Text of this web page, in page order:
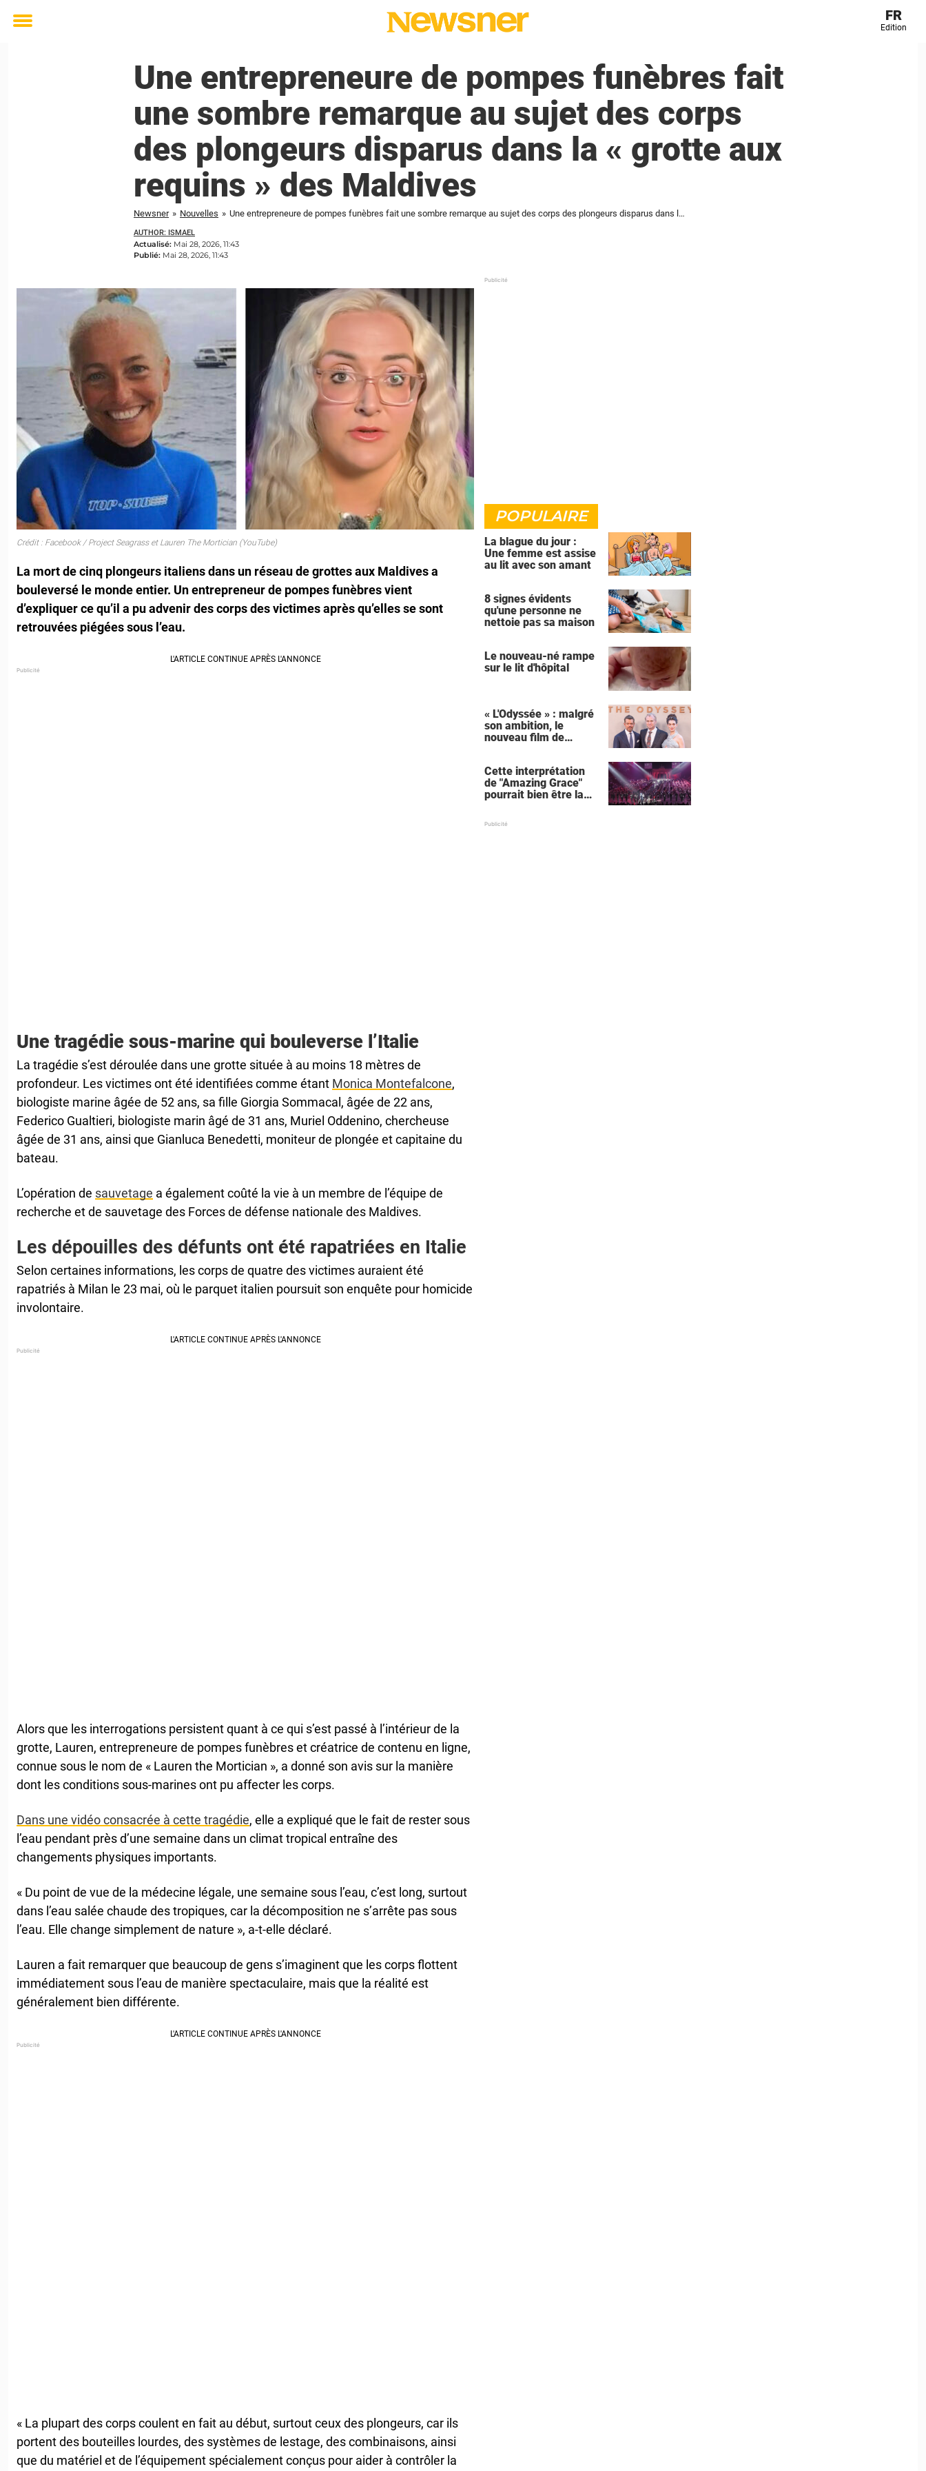
Toggle
FR
Edition
Une entrepreneure de pompes funèbres fait
une sombre remarque au sujet des corps
des plongeurs disparus dans la « grotte aux
requins » des Maldives
Newsner » Nouvelles » Une entrepreneure de pompes funèbres fait une sombre remarque au sujet des corps des plongeurs disparus dans la « grotte aux requins » des Maldives
AUTHOR: ISMAEL
Actualisé: Mai 28, 2026, 11:43
Publié: Mai 28, 2026, 11:43
Crédit : Facebook / Project Seagrass et Lauren The Mortician (YouTube)
La mort de cinq plongeurs italiens dans un réseau de grottes aux Maldives a
bouleversé le monde entier. Un entrepreneur de pompes funèbres vient
d’expliquer ce qu’il a pu advenir des corps des victimes après qu’elles se sont
retrouvées piégées sous l’eau.
Une tragédie sous-marine qui bouleverse l’Italie
La tragédie s’est déroulée dans une grotte située à au moins 18 mètres de
profondeur. Les victimes ont été identifiées comme étant Monica Montefalcone,
biologiste marine âgée de 52 ans, sa fille Giorgia Sommacal, âgée de 22 ans,
Federico Gualtieri, biologiste marin âgé de 31 ans, Muriel Oddenino, chercheuse
âgée de 31 ans, ainsi que Gianluca Benedetti, moniteur de plongée et capitaine du
bateau.
L’opération de sauvetage a également coûté la vie à un membre de l’équipe de
recherche et de sauvetage des Forces de défense nationale des Maldives.
Les dépouilles des défunts ont été rapatriées en Italie
Selon certaines informations, les corps de quatre des victimes auraient été
rapatriés à Milan le 23 mai, où le parquet italien poursuit son enquête pour homicide
involontaire.
Alors que les interrogations persistent quant à ce qui s’est passé à l’intérieur de la
grotte, Lauren, entrepreneure de pompes funèbres et créatrice de contenu en ligne,
connue sous le nom de « Lauren the Mortician », a donné son avis sur la manière
dont les conditions sous-marines ont pu affecter les corps.
Dans une vidéo consacrée à cette tragédie, elle a expliqué que le fait de rester sous
l’eau pendant près d’une semaine dans un climat tropical entraîne des
changements physiques importants.
« Du point de vue de la médecine légale, une semaine sous l’eau, c’est long, surtout
dans l’eau salée chaude des tropiques, car la décomposition ne s’arrête pas sous
l’eau. Elle change simplement de nature », a-t-elle déclaré.
Lauren a fait remarquer que beaucoup de gens s’imaginent que les corps flottent
immédiatement sous l’eau de manière spectaculaire, mais que la réalité est
généralement bien différente.
« La plupart des corps coulent en fait au début, surtout ceux des plongeurs, car ils
portent des bouteilles lourdes, des systèmes de lestage, des combinaisons, ainsi
que du matériel et de l’équipement spécialement conçus pour aider à contrôler la
POPULAIRE
La blague du jour :
Une femme est assise
au lit avec son amant
8 signes évidents
qu'une personne ne
nettoie pas sa maison
Le nouveau-né rampe
sur le lit d'hôpital
« L'Odyssée » : malgré
son ambition, le
nouveau film de
récurrente
Cette interprétation
de "Amazing Grace"
pourrait bien être la